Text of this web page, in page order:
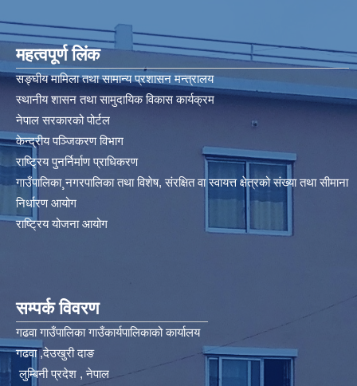
महत्वपूर्ण लिंक
सङ्घीय मामिला तथा सामान्य प्रशासन मन्त्रालय
स्थानीय शासन तथा सामुदायिक विकास कार्यक्रम
नेपाल सरकारको पोर्टल
केन्द्रीय पञ्जिकरण विभाग
राष्ट्रिय पुनर्निर्माण प्राधिकरण
गाउँपालिका¸नगरपालिका तथा विशेष, संरक्षित वा स्वायत्त क्षेत्रको संख्या तथा सीमाना
निर्धारण आयोग​
राष्ट्रिय योजना आयोग
सम्पर्क विवरण
गढवा गाउँपालिका गाउँकार्यपालिकाको कार्यालय
गढवा ,देउखुरी दाङ
लुम्बिनी प्रदेश , नेपाल